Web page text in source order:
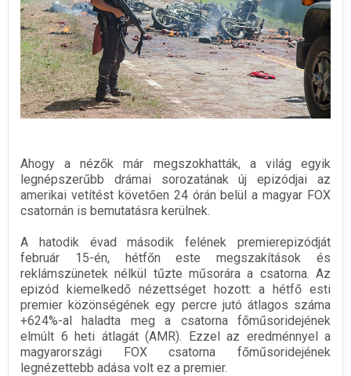
Ahogy a nézők már megszokhatták, a világ egyik
legnépszerűbb drámai sorozatának új epizódjai az
amerikai vetítést követően 24 órán belül a magyar FOX
csatornán is bemutatásra kerülnek.
A hatodik évad második felének premierepizódját
február 15-én, hétfőn este megszakítások és
reklámszünetek nélkül tűzte műsorára a csatorna. Az
epizód kiemelkedő nézettséget hozott: a hétfő esti
premier közönségének egy percre jutó átlagos száma
+624%-al haladta meg a csatorna főműsoridejének
elmúlt 6 heti átlagát (AMR). Ezzel az eredménnyel a
magyarországi FOX csatorna főműsoridejének
legnézettebb adása volt ez a premier.